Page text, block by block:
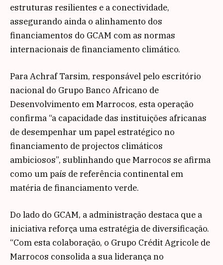
estruturas resilientes e a conectividade,
assegurando ainda o alinhamento dos
financiamentos do GCAM com as normas
internacionais de financiamento climático.
Para Achraf Tarsim, responsável pelo escritório
nacional do Grupo Banco Africano de
Desenvolvimento em Marrocos, esta operação
confirma “a capacidade das instituições africanas
de desempenhar um papel estratégico no
financiamento de projectos climáticos
ambiciosos”, sublinhando que Marrocos se afirma
como um país de referência continental em
matéria de financiamento verde.
Do lado do GCAM, a administração destaca que a
iniciativa reforça uma estratégia de diversificação.
“Com esta colaboração, o Grupo Crédit Agricole de
Marrocos consolida a sua liderança no